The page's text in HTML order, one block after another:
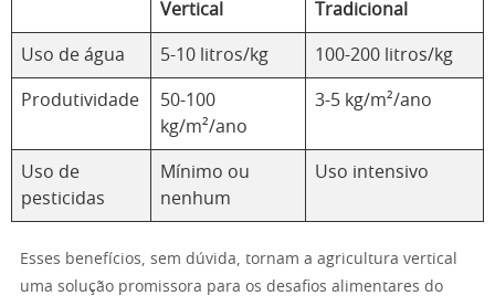
Vertical
Tradicional
Uso de água 5-10 litros/kg 100-200 litros/kg
Produtividade
50-100
kg/m²/ano
3-5 kg/m²/ano
Uso de
pesticidas
Mínimo ou
nenhum
Uso intensivo
Esses benefícios, sem dúvida, tornam a agricultura vertical
uma solução promissora para os desafios alimentares do